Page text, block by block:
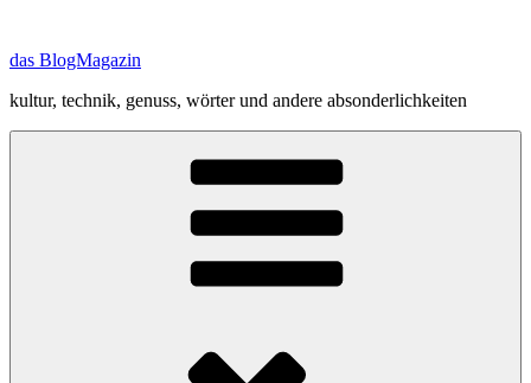
springen
das BlogMagazin
kultur, technik, genuss, wörter und andere absonderlichkeiten